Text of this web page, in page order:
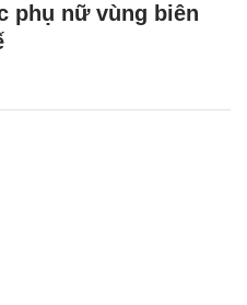
phụ nữ vùng biên